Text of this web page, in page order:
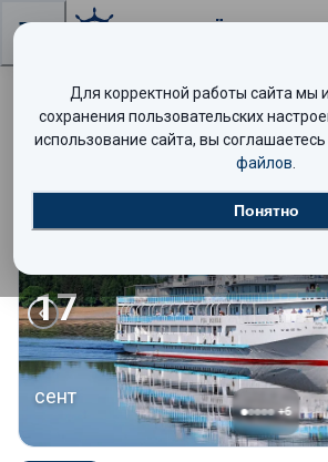
Соловецкий архипелаг и
+6
17
сент
Для корректной работы сайта мы
сохранения пользовательских
использование сайта, вы соглашаетесь
файлов
Понятно